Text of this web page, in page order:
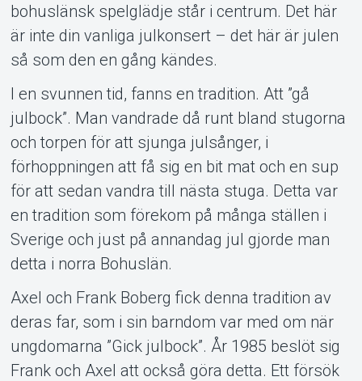
Om Tickster
bohuslänsk spelglädje står i centrum. Det här
är inte din vanliga julkonsert – det här är julen
så som den en gång kändes.
I en svunnen tid, fanns en tradition. Att ”gå
julbock”. Man vandrade då runt bland stugorna
och torpen för att sjunga julsånger, i
förhoppningen att få sig en bit mat och en sup
för att sedan vandra till nästa stuga. Detta var
en tradition som förekom på många ställen i
Sverige och just på annandag jul gjorde man
detta i norra Bohuslän.
Axel och Frank Boberg fick denna tradition av
deras far, som i sin barndom var med om när
ungdomarna ”Gick julbock”. År 1985 beslöt sig
Frank och Axel att också göra detta. Ett försök